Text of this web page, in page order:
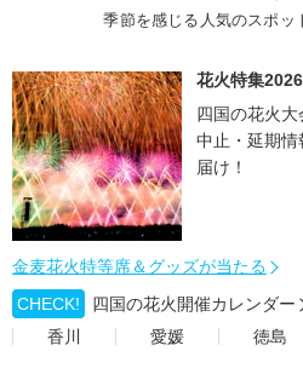
季節を感じる人気のスポッ
花火特集2026
四国の花火大
中止・延期情
届け！
金麦花火特等席＆グッズが当たる
CHECK!
四国の花火開催カレンダー
香川
愛媛 徳島